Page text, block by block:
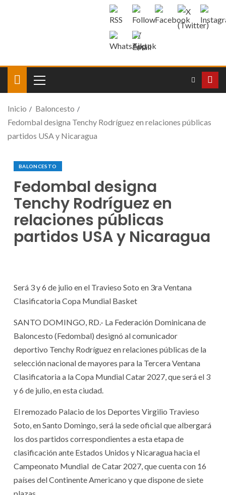
Inicio
Baloncesto
Fedombal designa Tenchy Rodríguez en relaciones públicas
partidos USA y Nicaragua
BALONCESTO
Fedombal designa
Tenchy Rodríguez en
relaciones públicas
partidos USA y Nicaragua
Será 3 y 6 de julio en el Travieso Soto en 3ra Ventana
Clasificatoria Copa Mundial Basket
SANTO DOMINGO, RD.- La Federación Dominicana de
Baloncesto (Fedombal) designó al comunicador
deportivo Tenchy Rodríguez en relaciones públicas de la
selección nacional de mayores para la Tercera Ventana
Clasificatoria a la Copa Mundial Catar 2027, que será el 3
y 6 de julio, en esta ciudad.
El remozado Palacio de los Deportes Virgilio Travieso
Soto, en Santo Domingo, será la sede oficial que albergará
los dos partidos correspondientes a esta etapa de
clasificación ante Estados Unidos y Nicaragua hacia el
Campeonato Mundial de Catar 2027, que cuenta con 16
países del Continente Americano y que dispone de siete